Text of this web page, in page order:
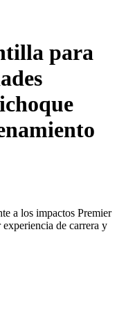
para
a los impactos Premier
de carrera y